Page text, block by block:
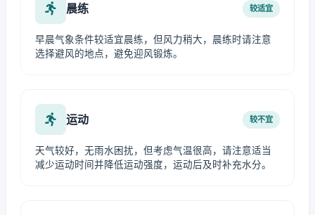
晨练 较适宜
早晨气象条件较适宜晨练，但风力稍大，晨练时请注意
选择避风的地点，避免迎风锻炼。
运动 较不宜
天气较好，无雨水困扰，但考虑气温很高，请注意适当
减少运动时间并降低运动强度，运动后及时补充水分。